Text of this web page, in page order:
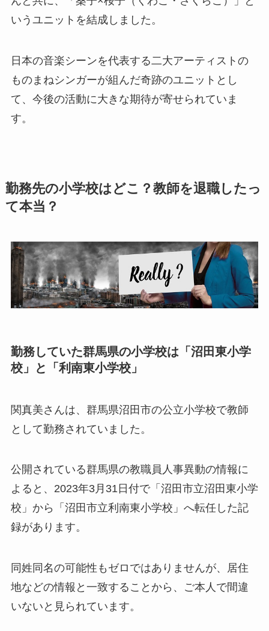
いうユニットを結成しました。
日本の音楽シーンを代表する二大アーティストの
ものまねシンガーが組んだ奇跡のユニットとし
て、今後の活動に大きな期待が寄せられていま
す。
勤務先の小学校はどこ？教師を退職したっ
て本当？
勤務していた群馬県の小学校は「沼田東小学
校」と「利南東小学校」
関真美さんは、群馬県沼田市の公立小学校で教師
として勤務されていました。
公開されている群馬県の教職員人事異動の情報に
よると、2023年3月31日付で「沼田市立沼田東小学
校」から「沼田市立利南東小学校」へ転任した記
録があります。
同姓同名の可能性もゼロではありませんが、居住
地などの情報と一致することから、ご本人で間違
いないと見られています。